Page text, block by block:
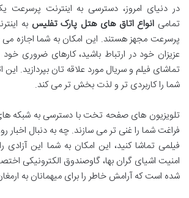
در دنیای امروز، دسترسی به اینترنت
تمامی انواع اتاق های هتل پارک تفلیس به
پرسرعت مجهز هستند. این امکان به شما اجازه
عزیزان خود در ارتباط باشید، کارهای ضروری خود
تماشای فیلم و سریال مورد علاقه تان بپردازید.
شما را کاربردی تر و لذت بخش تر می کند.
تلویزیون های صفحه تخت با دسترسی به شبکه
فراغت شما را غنی تر می سازند. چه به دنبال اخبار
فیلمی تماشا کنید، این امکان به شما این
امنیت اشیای گران بها، گاوصندوق الکترونیکی
شده است که آرامش خاطر را برای میهمانان به